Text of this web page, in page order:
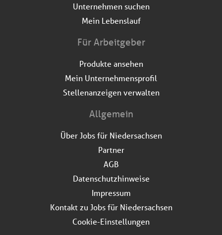
Unternehmen suchen
Mein Lebenslauf
Für Arbeitgeber
Produkte ansehen
Mein Unternehmensprofil
Stellenanzeigen verwalten
Allgemein
Über Jobs für Niedersachsen
Partner
AGB
Datenschutzhinweise
Impressum
Kontakt zu Jobs für Niedersachsen
Cookie-Einstellungen